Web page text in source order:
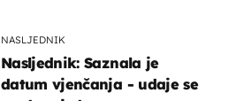
NASLJEDNIK
Nasljednik: Saznala je
datum vjenčanja - udaje se